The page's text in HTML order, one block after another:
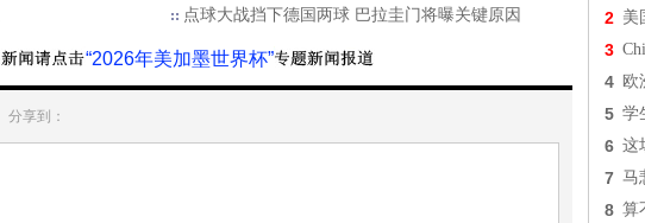
点球大战挡下德国两球 巴拉圭门将曝关键原因
“2026年美加墨世界杯”
分享到：
2 美
3
4 欧
5 学
6 这
7 马
8 算